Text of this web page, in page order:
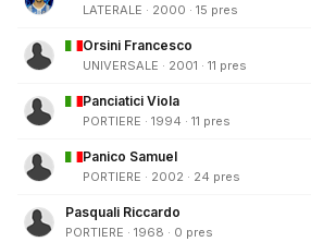
LATERALE · 2000 · 15 pres
Orsini Francesco
UNIVERSALE · 2001 · 11 pres
Panciatici Viola
PORTIERE · 1994 · 11 pres
Panico Samuel
PORTIERE · 2002 · 24 pres
Pasquali Riccardo
PORTIERE · 1968 · 0 pres